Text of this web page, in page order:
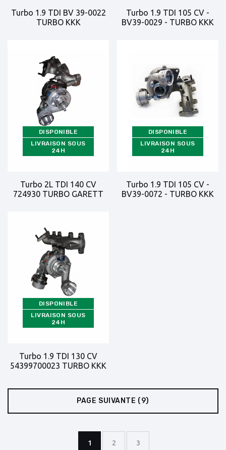
Turbo 1.9 TDI BV 39-0022
TURBO KKK
Turbo 1.9 TDI 105 CV -
BV39-0029 - TURBO KKK
DISPONIBLE
LIVRAISON SOUS
24H
Turbo 2L TDI 140 CV
724930 TURBO GARETT
DISPONIBLE
LIVRAISON SOUS
24H
Turbo 1.9 TDI 105 CV -
BV39-0072 - TURBO KKK
DISPONIBLE
LIVRAISON SOUS
24H
Turbo 1.9 TDI 130 CV
54399700023 TURBO KKK
PAGE SUIVANTE (9)
1 2 3